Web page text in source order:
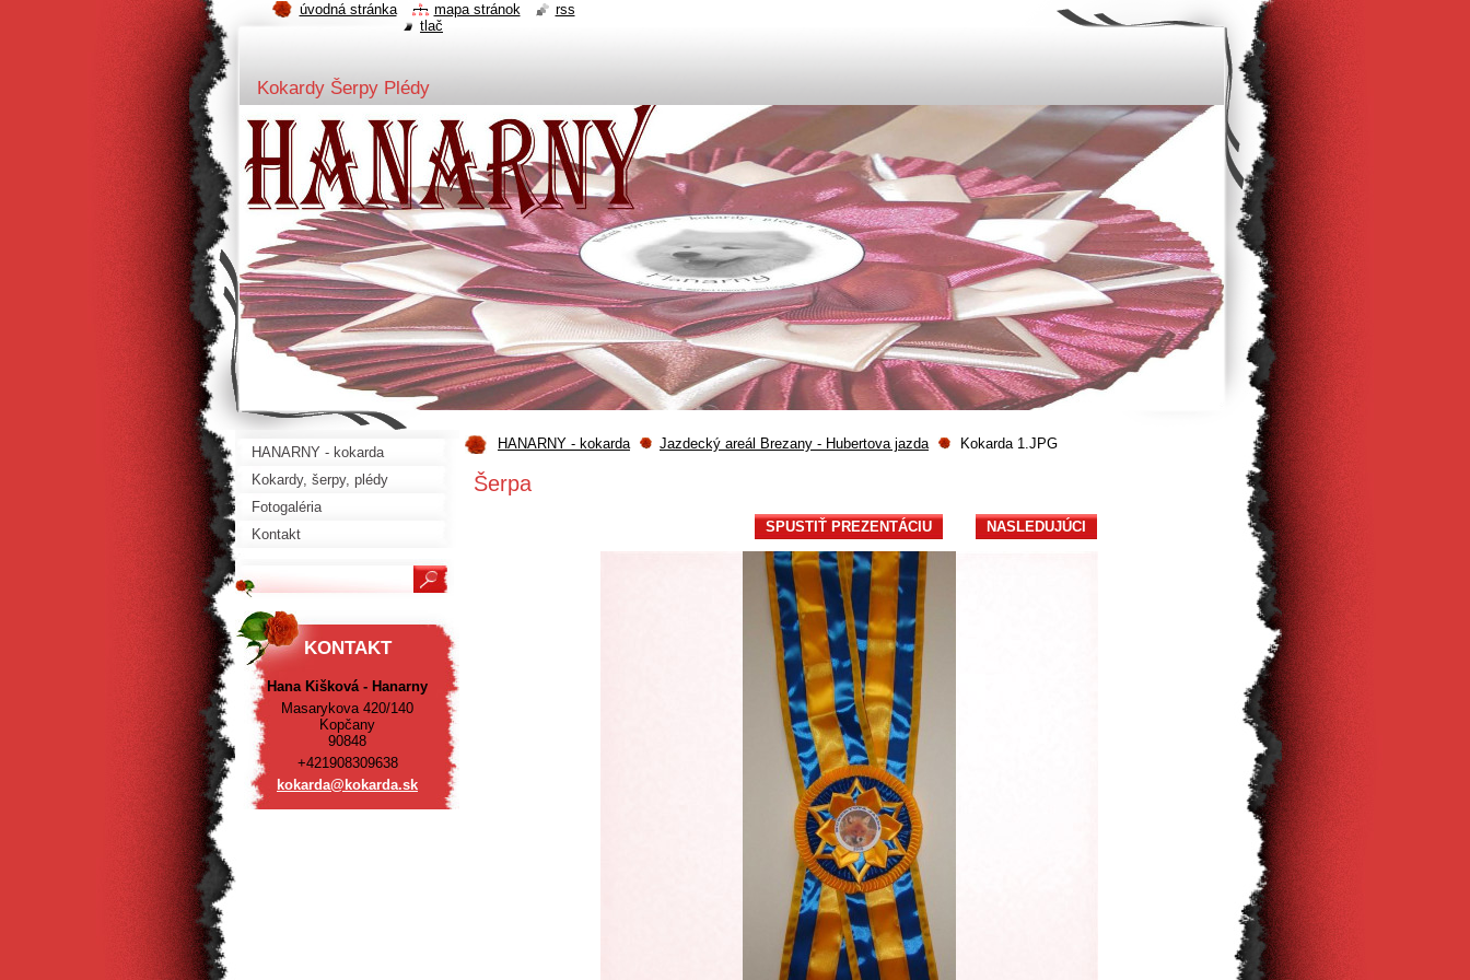
Kokardy Šerpy Plédy
HANARNY - kokarda Jazdecký areál Brezany - Hubertova jazda Kokarda 1.JPG
Šerpa
SPUSTIŤ PREZENTÁCIU NASLEDUJÚCI
HANARNY - kokarda
Kokardy, šerpy, plédy
Fotogaléria
Kontakt
KONTAKT
Hana Kišková - Hanarny
Masarykova 420/140
Kopčany
90848
+421908309638
kokarda@ kokarda.sk
úvodná stránka mapa stránok
rss
tlač